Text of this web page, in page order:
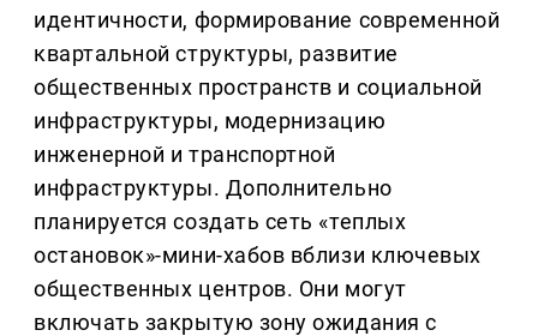
идентичности, формирование современной
квартальной структуры, развитие
общественных пространств и социальной
инфраструктуры, модернизацию
инженерной и транспортной
инфраструктуры. Дополнительно
планируется создать сеть «теплых
остановок»-мини-хабов вблизи ключевых
общественных центров. Они могут
включать закрытую зону ожидания с